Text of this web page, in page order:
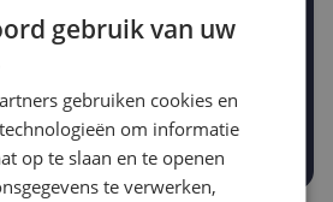
bedrag
aanzetten
gebruik van uw
gebruiken cookies en
om informatie
op te slaan en te openen
te verwerken,